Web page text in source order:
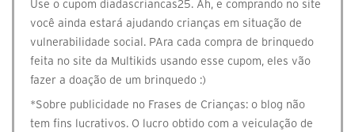
Use o cupom diadascriancas25. Ah, e comprando no site
você ainda estará ajudando crianças em situação de
vulnerabilidade social. PAra cada compra de brinquedo
feita no site da Multikids usando esse cupom, eles vão
fazer a doação de um brinquedo :)
*Sobre publicidade no Frases de Crianças: o blog não
tem fins lucrativos. O lucro obtido com a veiculação de